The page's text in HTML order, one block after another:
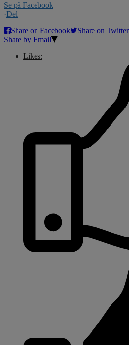
Se på Facebook
·Del
Share on Facebook
Share on Twitter
Share by Email
Likes: